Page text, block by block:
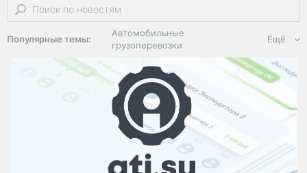
Популярные темы:
Автомобильные
грузоперевозки
Региональная
логистика
ЭДО, ИТ в
логистике
Дороги,
инфраструктура
Ещё